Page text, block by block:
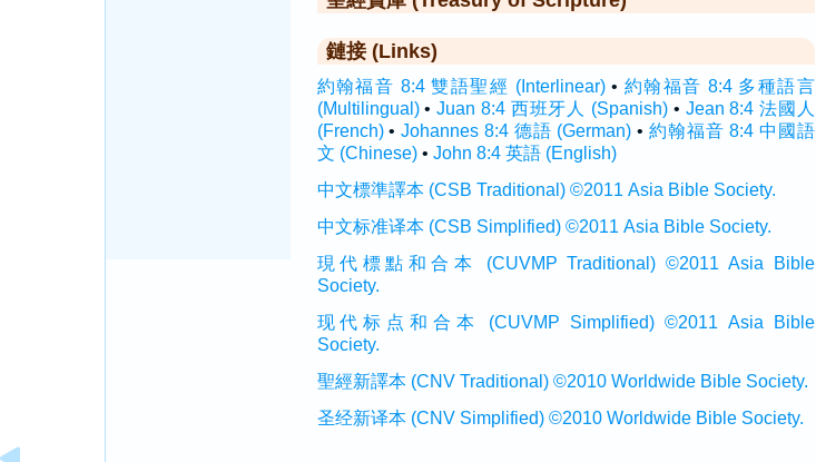
鏈接 (Links)
約翰福音 8:4 雙語聖經 (Interlinear)• 約翰福音 8:4 多種語言
(Multilingual)•Juan 8:4 西班牙人 (Spanish)• Jean 8:4 法國人
(French)•Johannes 8:4 德語 (German) •約翰福音 8:4 中國語
文 (Chinese)• John 8:4 英語 (English)
中文標準譯本 (CSB Traditional) ©2011 Asia Bible Society.
中文标准译本 (CSB Simplified) ©2011 Asia Bible Society.
現代標點和合本 (CUVMP Traditional) ©2011 Asia Bible
Society.
现代标点和合本 (CUVMP Simplified) ©2011 Asia Bible
Society.
聖經新譯本 (CNV Traditional) ©2010 Worldwide Bible Society.
圣经新译本 (CNV Simplified) ©2010 Worldwide Bible Society.